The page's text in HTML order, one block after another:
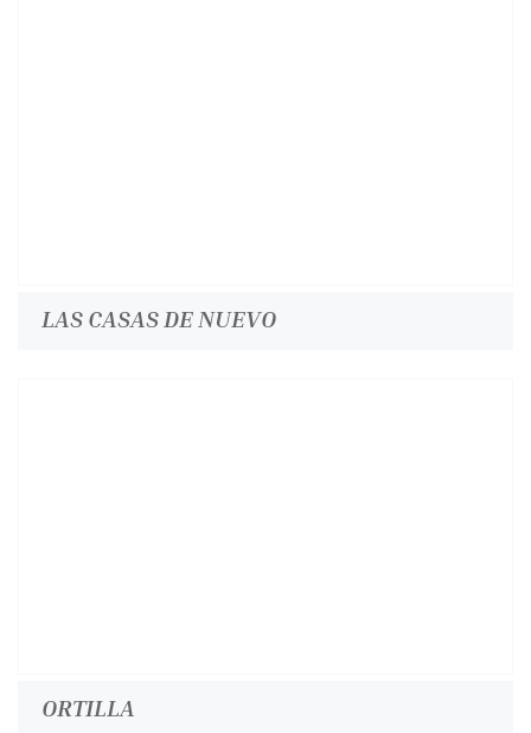
LAS CASAS DE NUEVO
ORTILLA